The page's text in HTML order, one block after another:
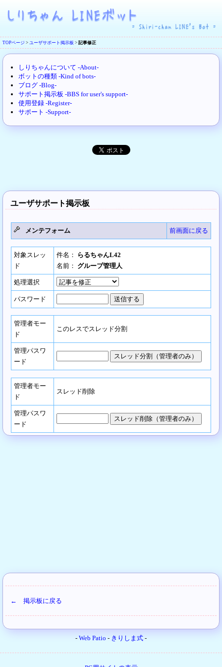
TOPページ > ユーザサポート掲示板 > 記事修正
しりちゃんについて -About-
ボットの種類 -Kind of bots-
ブログ -Blog-
サポート掲示板 -BBS for user's support-
使用登録 -Register-
サポート -Support-
ユーザサポート掲示板
メンテフォーム 前画面に戻る
対象スレッ
ド
件名：
らるちゃんL42
名前： グループ管理人
処理選択
パスワード
管理者モー
ド
このレスでスレッド分割
管理パスワ
ード
管理者モー
ド
スレッド削除
管理パスワ
ード
← 掲示板に戻る
- Web Patio - きりしま式 -